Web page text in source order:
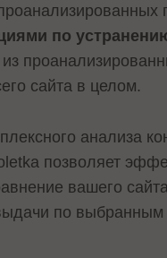
по
сайта в целом.
анализа
позволяет
вашего
по